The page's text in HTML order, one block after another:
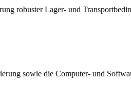
robuster Lager- und
sowie die Computer- und